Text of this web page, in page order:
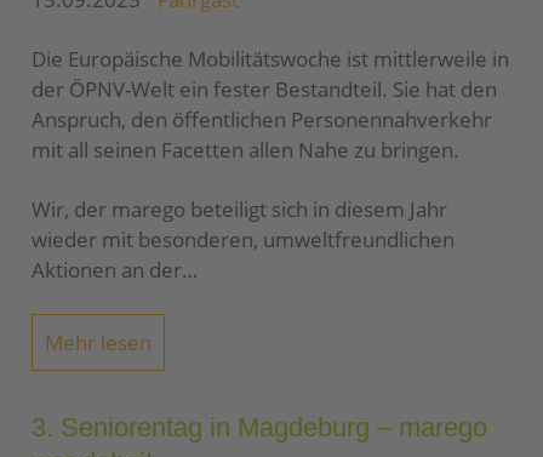
Die Europäische Mobilitätswoche ist mittlerweile in
der ÖPNV-Welt ein fester Bestandteil. Sie hat den
Anspruch, den öffentlichen Personennahverkehr
mit all seinen Facetten allen Nahe zu bringen.
Wir, der marego beteiligt sich in diesem Jahr
wieder mit besonderen, umweltfreundlichen
Aktionen an der…
Mehr lesen
3. Seniorentag in Magdeburg – marego